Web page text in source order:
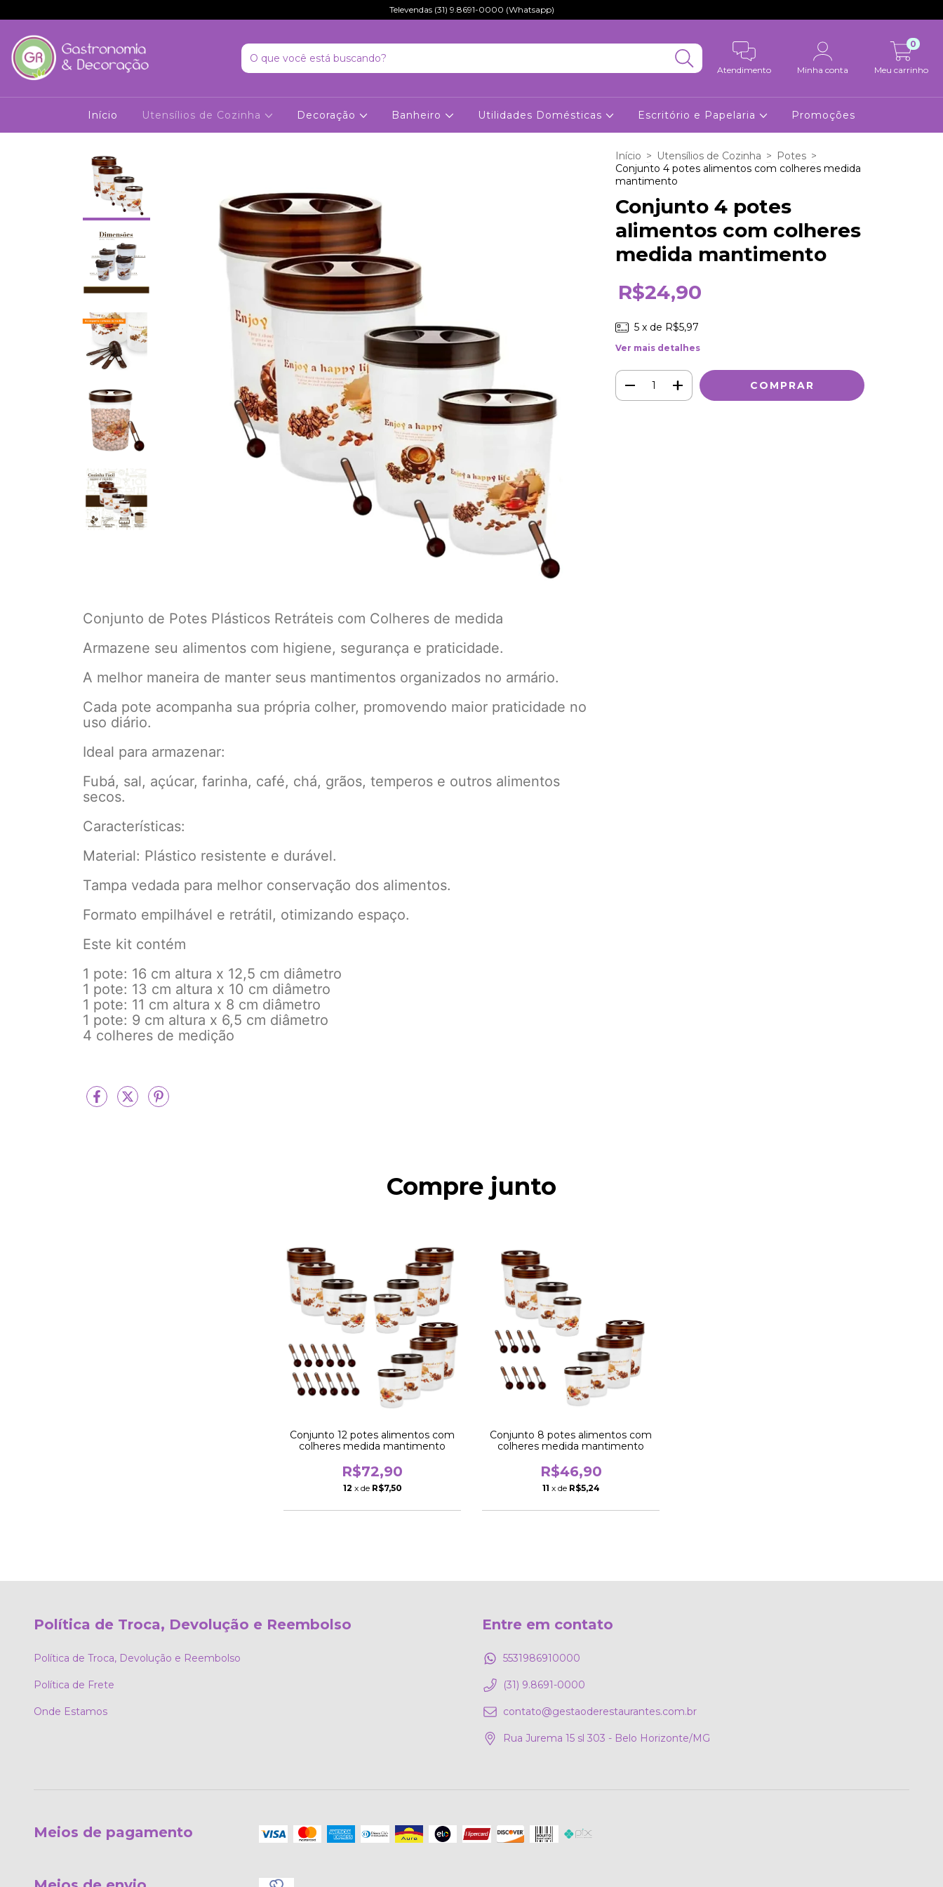
Televendas (31) 9.8691-0000 (Whatsapp)
Atendimento Minha conta Meu carrinho
0
Início Utensílios de Cozinha Decoração Banheiro Utilidades Domésticas Escritório e Papelaria Promoções
Conjunto de Potes Plásticos Retráteis com Colheres de medida
Armazene seu alimentos com higiene, segurança e praticidade.
A melhor maneira de manter seus mantimentos organizados no armário.
Cada pote acompanha sua própria colher, promovendo maior praticidade no
uso diário.
Ideal para armazenar:
Fubá, sal, açúcar, farinha, café, chá, grãos, temperos e outros alimentos
secos.
Características:
Material: Plástico resistente e durável.
Tampa vedada para melhor conservação dos alimentos.
Formato empilhável e retrátil, otimizando espaço.
Este kit contém
1 pote: 16 cm altura x 12,5 cm diâmetro
1 pote: 13 cm altura x 10 cm diâmetro
1 pote: 11 cm altura x 8 cm diâmetro
1 pote: 9 cm altura x 6,5 cm diâmetro
4 colheres de medição
Início > Utensílios de Cozinha > Potes >
Conjunto 4 potes alimentos com colheres medida
mantimento
Conjunto 4 potes
alimentos com colheres
medida mantimento
R$24,90
5 x de R$5,97
Ver mais detalhes
Compre junto
Conjunto 12 potes alimentos com
colheres medida mantimento
R$72,90
12 x de R$7,50
Conjunto 8 potes alimentos com
colheres medida mantimento
R$46,90
11 x de R$5,24
Política de Troca, Devolução e Reembolso
Política de Troca, Devolução e Reembolso
Política de Frete
Onde Estamos
Entre em contato
5531986910000
(31) 9.8691-0000
contato@gestaoderestaurantes.com.br
Rua Jurema 15 sl 303 - Belo Horizonte/MG
Meios de pagamento